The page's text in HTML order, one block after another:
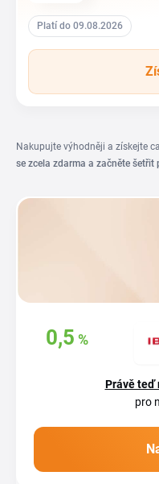
Platí do 09.08.2026
Nakupujte výhodněji a získejte
se zcela zdarma a začněte šetřit
0,5 %
Právě teď
pro